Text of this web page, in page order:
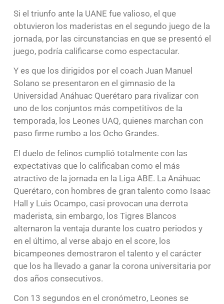
Si el triunfo ante la UANE fue valioso, el que
obtuvieron los maderistas en el segundo juego de la
jornada, por las circunstancias en que se presentó el
juego, podría calificarse como espectacular.
Y es que los dirigidos por el coach Juan Manuel
Solano se presentaron en el gimnasio de la
Universidad Anáhuac Querétaro para rivalizar con
uno de los conjuntos más competitivos de la
temporada, los Leones UAQ, quienes marchan con
paso firme rumbo a los Ocho Grandes.
El duelo de felinos cumplió totalmente con las
expectativas que lo calificaban como el más
atractivo de la jornada en la Liga ABE. La Anáhuac
Querétaro, con hombres de gran talento como Isaac
Hall y Luis Ocampo, casi provocan una derrota
maderista, sin embargo, los Tigres Blancos
alternaron la ventaja durante los cuatro periodos y
en el último, al verse abajo en el score, los
bicampeones demostraron el talento y el carácter
que los ha llevado a ganar la corona universitaria por
dos años consecutivos.
Con 13 segundos en el cronómetro, Leones se